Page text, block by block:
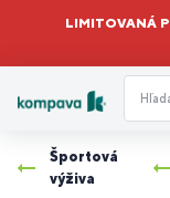
LIMITOVANÁ
Športová
výživa